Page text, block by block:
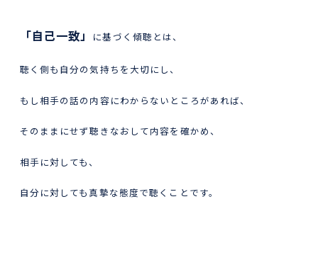
「自己一致」 に基づく傾聴とは、
聴く側も自分の気持ちを大切にし、
もし相手の話の内容にわからないところがあれば、
そのままにせず聴きなおして内容を確かめ、
相手に対しても、
自分に対しても真摯な態度で聴くことです。